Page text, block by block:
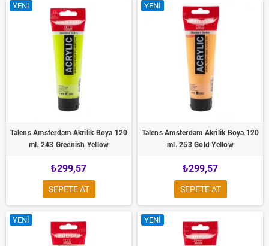
YENI
Talens Amsterdam Akrilik Boya 120
ml. 243 Greenish Yellow
₺299,57
SEPETE AT
YENI
Talens Amsterdam Akrilik Boya 120
ml. 253 Gold Yellow
₺299,57
SEPETE AT
YENI YENI